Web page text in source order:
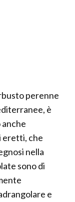
perenne
è
eretti, che
nella
sono di
e